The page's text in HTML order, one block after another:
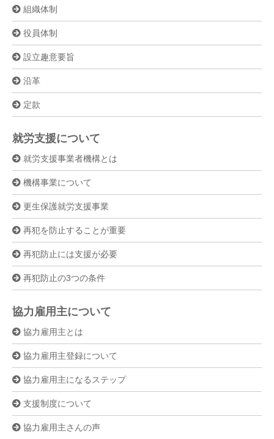
組織体制
役員体制
設立趣意要旨
沿革
定款
就労支援について
就労支援事業者機構とは
機構事業について
更生保護就労支援事業
再犯を防止することが重要
再犯防止には支援が必要
再犯防止の3つの条件
協力雇用主について
協力雇用主とは
協力雇用主登録について
協力雇用主になるステップ
支援制度について
協力雇用主さんの声